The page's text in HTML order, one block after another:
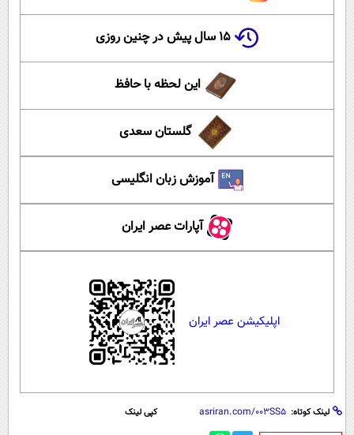
۱۵ سال پیش در چنین روزی
این لحظه با حافظ
گلستان سعدی
آموزش زبان انگلیسی
آپارات عصر ایران
اپلیکیشن عصر ایران
لینک کوتاه: کپی لینک